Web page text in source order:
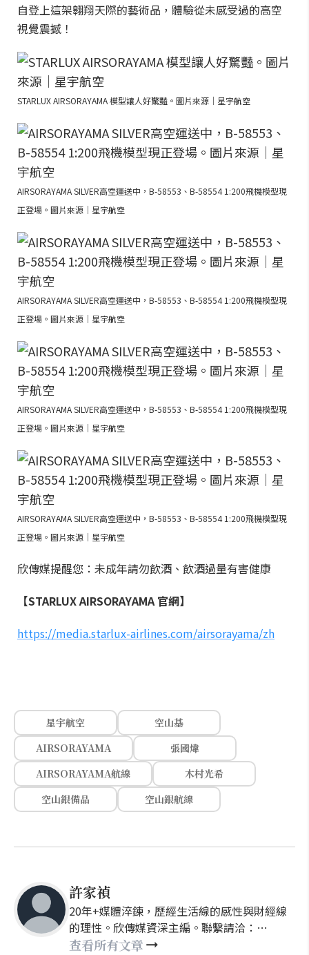
自登上這架翱翔天際的藝術品，體驗從未感受過的高空
視覺震撼！
STARLUX AIRSORAYAMA 模型讓人好驚豔。圖片來源｜星宇航空
AIRSORAYAMA SILVER高空運送中，B-58553、B-58554 1:200飛機模型現
正登場。圖片來源｜星宇航空
AIRSORAYAMA SILVER高空運送中，B-58553、B-58554 1:200飛機模型現
正登場。圖片來源｜星宇航空
AIRSORAYAMA SILVER高空運送中，B-58553、B-58554 1:200飛機模型現
正登場。圖片來源｜星宇航空
AIRSORAYAMA SILVER高空運送中，B-58553、B-58554 1:200飛機模型現
正登場。圖片來源｜星宇航空
欣傳媒提醒您：未成年請勿飲酒、飲酒過量有害健康
【STARLUX AIRSORAYAMA 官網】
https://media.starlux-airlines.com/airsorayama/zh
星宇航空
空山基
AIRSORAYAMA
張國煒
AIRSORAYAMA航線
木村光希
空山銀備品
空山銀航線
許家禎
20年+媒體淬鍊，歷經生活線的感性與財經線
的理性。欣傳媒資深主編。聯繫請洽：
nellyhsu@xinmedia.com
查看所有文章